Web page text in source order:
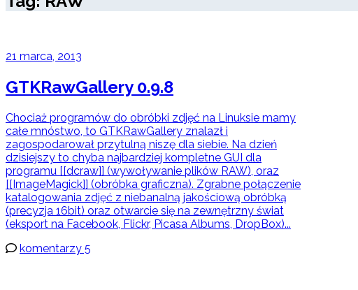
21 marca, 2013
GTKRawGallery 0.9.8
Chociaż programów do obróbki zdjęć na Linuksie mamy
całe mnóstwo, to GTKRawGallery znalazł i
zagospodarował przytulną niszę dla siebie. Na dzień
dzisiejszy to chyba najbardziej kompletne GUI dla
programu [[dcraw]] (wywoływanie plików RAW), oraz
[[ImageMagick]] (obróbka graficzna). Zgrabne połączenie
katalogowania zdjęć z niebanalną jakościową obróbką
(precyzja 16bit) oraz otwarcie się na zewnętrzny świat
(eksport na Facebook, Flickr, Picasa Albums, DropBox)...
komentarzy 5